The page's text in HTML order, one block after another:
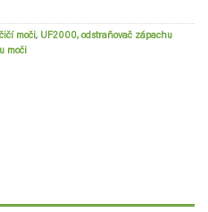
moči, UF2000, odstraňovač zápachu
moči